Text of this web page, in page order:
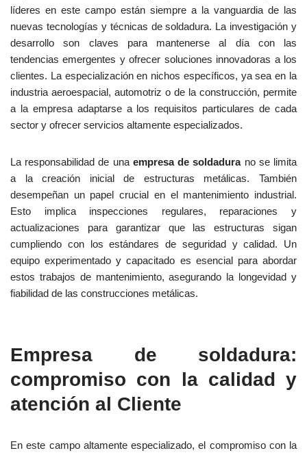
líderes en este campo están siempre a la vanguardia de las
nuevas tecnologías y técnicas de soldadura. La investigación y
desarrollo son claves para mantenerse al día con las
tendencias emergentes y ofrecer soluciones innovadoras a los
clientes. La especialización en nichos específicos, ya sea en la
industria aeroespacial, automotriz o de la construcción, permite
a la empresa adaptarse a los requisitos particulares de cada
sector y ofrecer servicios altamente especializados.
La responsabilidad de una empresa de soldadurano se limita
a la creación inicial de estructuras metálicas. También
desempeñan un papel crucial en el mantenimiento industrial.
Esto implica inspecciones regulares, reparaciones y
actualizaciones para garantizar que las estructuras sigan
cumpliendo con los estándares de seguridad y calidad. Un
equipo experimentado y capacitado es esencial para abordar
estos trabajos de mantenimiento, asegurando la longevidad y
fiabilidad de las construcciones metálicas.
Empresa de soldadura:
compromiso con la calidad y
atención al Cliente
En este campo altamente especializado, el compromiso con la